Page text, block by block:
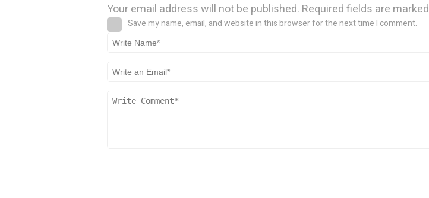
Your email address will not be published. Required fields are marked
Save my name, email, and website in this browser for the next time I comment.